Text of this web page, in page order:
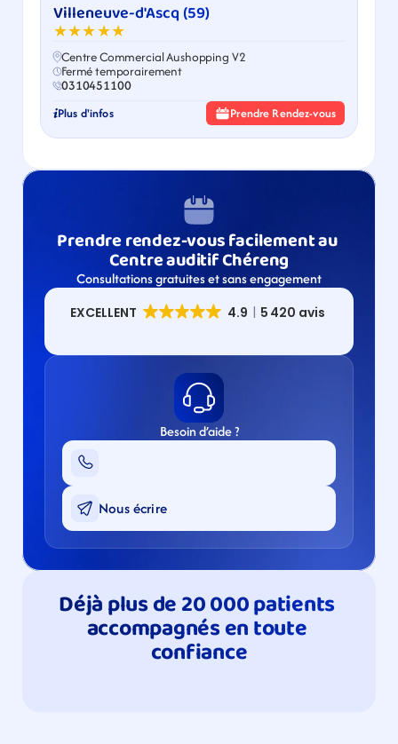
Villeneuve-d'Ascq (59)
★★★★★
Centre Commercial Aushopping V2
Fermé temporairement
0310451100
Plus d'infos Prendre Rendez-vous
Prendre rendez-vous facilement au
Centre auditif Chéreng
Consultations gratuites et sans engagement
Besoin d’aide ?
Nous écrire
Déjà plus de 20 000 patients
accompagnés en toute
confiance